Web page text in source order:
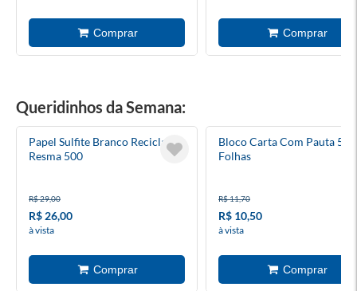
Queridinhos da Semana:
Papel Sulfite Branco Reciclado
Resma 500
R$ 29,00
R$ 26,00
à vista
Bloco Carta Com Pauta 50
Folhas
R$ 11,70
R$ 10,50
à vista